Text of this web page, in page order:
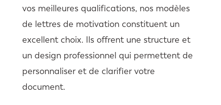
vos meilleures qualifications, nos modèles
de lettres de motivation constituent un
excellent choix. Ils offrent une structure et
un design professionnel qui permettent de
personnaliser et de clarifier votre
document.